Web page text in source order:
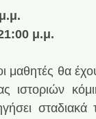
μ.μ.
μαθητές θα
ιστοριών
σταδιακά